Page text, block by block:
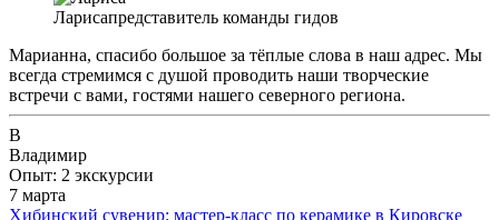
Ларисапредставитель команды гидов
Марианна, спасибо большое за тёплые слова в наш адрес. Мы
всегда стремимся с душой проводить наши творческие
встречи с вами, гостями нашего северного региона.
В
Владимир
Опыт: 2 экскурсии
7 марта
Хибинский сувенир: мастер-класс по керамике в Кировске